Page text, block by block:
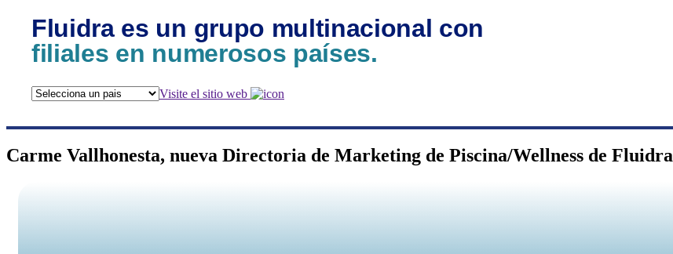
Fluidra es un grupo multinacional con
filiales en numerosos países.
Visite el sitio web
Carme Vallhonesta, nueva Directoria de Marketing de Piscina/Wellness de Fluidra